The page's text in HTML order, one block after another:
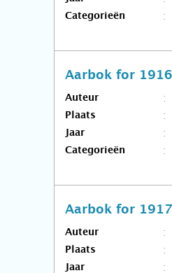
Categorieën
Aarbok for
Auteur
Plaats
Jaar
Categorieën
Aarbok for
Auteur
Plaats
Jaar